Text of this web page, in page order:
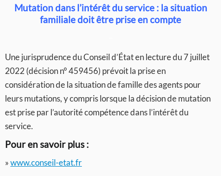
Mutation dans l’intérêt du service : la situation
familiale doit être prise en compte
Une jurisprudence du Conseil d’État en lecture du 7 juillet
2022 (décision n° 459456) prévoit la prise en
considération de la situation de famille des agents pour
leurs mutations, y compris lorsque la décision de mutation
est prise par l’autorité compétence dans l’intérêt du
service.
Pour en savoir plus :
»www.conseil-etat.fr